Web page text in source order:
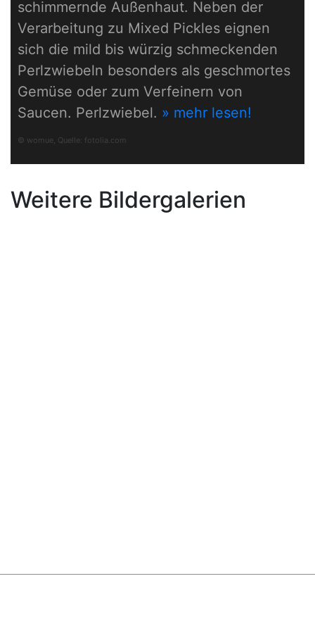
schimmernde Außenhaut. Neben der
Verarbeitung zu Mixed Pickles eignen
sich die mild bis würzig schmeckenden
Perlzwiebeln besonders als geschmortes
Gemüse oder zum Verfeinern von
Saucen. Perlzwiebel. » mehr lesen!
© womue, Quelle: fotolia.com
Weitere Bildergalerien